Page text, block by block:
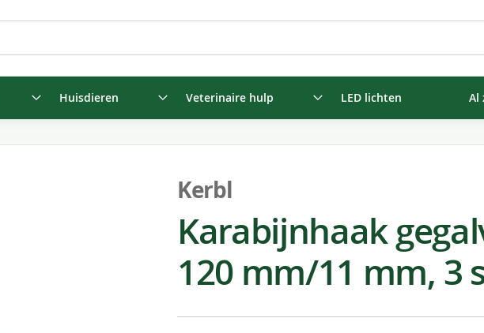
Huisdieren Veterinaire hulp LED lichten Al
Kerbl
Karabijnhaak
120 mm/11 mm, 3